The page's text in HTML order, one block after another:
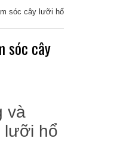
sóc cây lưỡi hổ
sóc cây
và
lưỡi hổ